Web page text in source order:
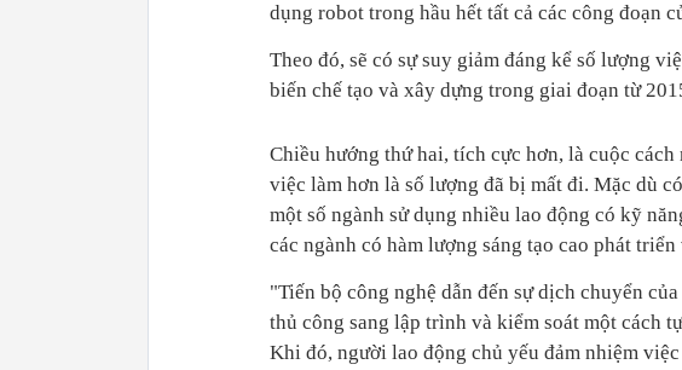
dụng robot trong hầu hết tất cả các công đoạn
Theo đó, sẽ có sự suy giảm đáng kể số lượng
biến chế tạo và xây dựng trong giai đoạn từ
Chiều hướng thứ hai, tích cực hơn, là cuộc
việc làm hơn là số lượng đã bị mất đi. Mặc dù
một số ngành sử dụng nhiều lao động có kỹ
các ngành có hàm lượng sáng tạo cao phát
"Tiến bộ công nghệ dẫn đến sự dịch chuyển
thủ công sang lập trình và kiểm soát một cách
Khi đó, người lao động chủ yếu đảm nhiệm